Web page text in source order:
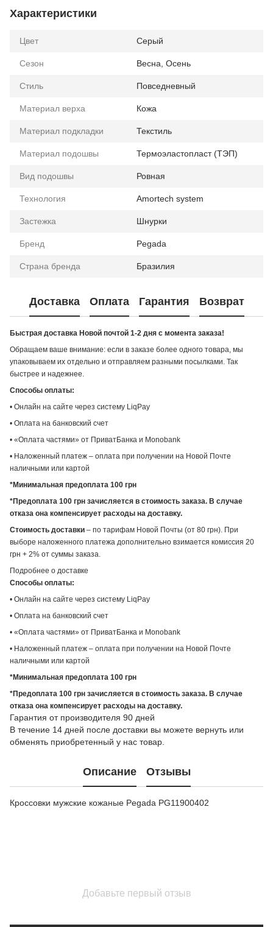
Характеристики
Цвет Cерый
Сезон Весна, Осень
Стиль Повседневный
Материал верха Кожа
Материал подкладки Текстиль
Материал подошвы Термоэластопласт (ТЭП)
Вид подошвы Ровная
Технология Amortech system
Застежка Шнурки
Бренд Pegada
Страна бренда Бразилия
Доставка Оплата Гарантия Возврат
Быстрая доставка Новой почтой 1-2 дня с момента заказа!
Обращаем ваше внимание: если в заказе более одного товара, мы
упаковываем их отдельно и отправляем разными посылками. Так
быстрее и надежнее.
Способы оплаты:
• Онлайн на сайте через систему LiqPay
• Оплата на банковский счет
• «Оплата частями» от ПриватБанка и Monobank
• Наложенный платеж – оплата при получении на Новой Почте
наличными или картой
*Минимальная предоплата 100 грн
*Предоплата 100 грн зачисляется в стоимость заказа. В случае
отказа она компенсирует расходы на доставку.
Стоимость доставки – по тарифам Новой Почты (от 80 грн). При
выборе наложенного платежа дополнительно взимается комиссия 20
грн + 2% от суммы заказа.
Подробнее о доставке
Способы оплаты:
• Онлайн на сайте через систему LiqPay
• Оплата на банковский счет
• «Оплата частями» от ПриватБанка и Monobank
• Наложенный платеж – оплата при получении на Новой Почте
наличными или картой
*Минимальная предоплата 100 грн
*Предоплата 100 грн зачисляется в стоимость заказа. В случае
отказа она компенсирует расходы на доставку.
Гарантия от производителя 90 дней
В течение 14 дней после доставки вы можете вернуть или
обменять приобретенный у нас товар.
Описание Отзывы
Кроссовки мужские кожаные Pegada PG11900402
Добавьте первый отзыв